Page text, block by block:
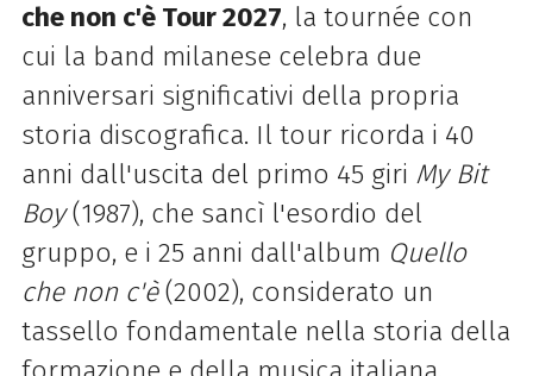
che non c'è Tour 2027, la tournée con
cui la band milanese celebra due
anniversari significativi della propria
storia discografica. Il tour ricorda i 40
anni dall'uscita del primo 45 giri My Bit
Boy(1987), che sancì l'esordio del
gruppo, e i 25 anni dall'album Quello
che non c'è(2002), considerato un
tassello fondamentale nella storia della